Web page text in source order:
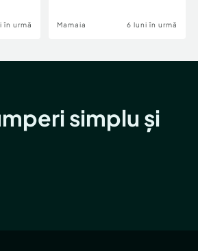
în urmă Mamaia 6 luni în urmă
simplu și